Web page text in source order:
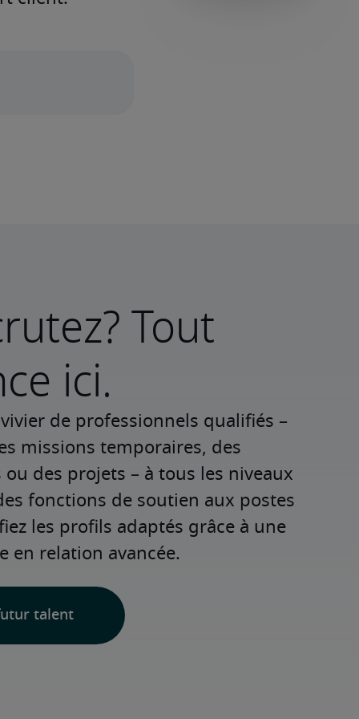
Tout
ici.
de professionnels qualifiés –
missions temporaires, des
des projets – à tous les niveaux
fonctions de soutien aux postes
les profils adaptés grâce à une
en relation avancée.
talent